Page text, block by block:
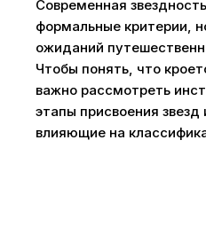
Современная
формальные критерии,
ожиданий
Чтобы понять, что
важно рассмотреть
этапы присвоения
влияющие на